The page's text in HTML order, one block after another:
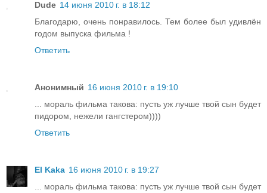
Dude 14 июня 2010 г. в 18:12
Благодарю, очень понравилось. Тем более был удивлён
годом выпуска фильма !
Ответить
Анонимный 16 июня 2010 г. в 19:10
... мораль фильма такова: пусть уж лучше твой сын будет
пидором, нежели гангстером))))
Ответить
El Kaka 16 июня 2010 г. в 19:27
... мораль фильма такова: пусть уж лучше твой сын будет